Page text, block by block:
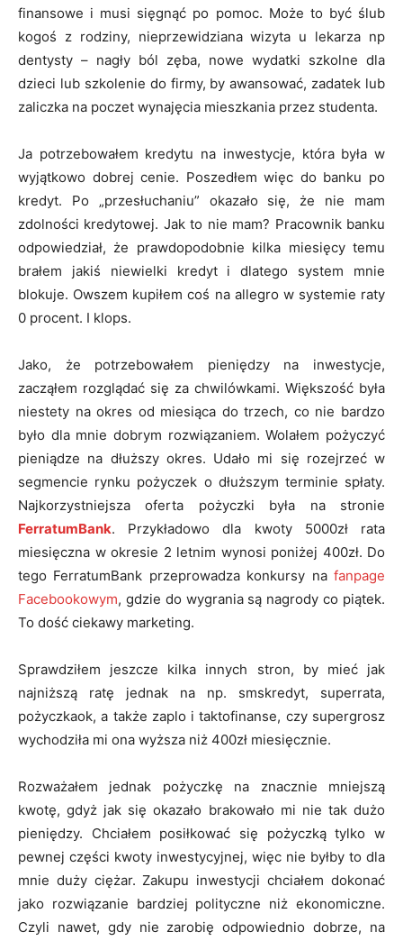
finansowe i musi sięgnąć po pomoc. Może to być ślub
kogoś z rodziny, nieprzewidziana wizyta u lekarza np
dentysty – nagły ból zęba, nowe wydatki szkolne dla
dzieci lub szkolenie do firmy, by awansować, zadatek lub
zaliczka na poczet wynajęcia mieszkania przez studenta.
Ja potrzebowałem kredytu na inwestycje, która była w
wyjątkowo dobrej cenie. Poszedłem więc do banku po
kredyt. Po „przesłuchaniu” okazało się, że nie mam
zdolności kredytowej. Jak to nie mam? Pracownik banku
odpowiedział, że prawdopodobnie kilka miesięcy temu
brałem jakiś niewielki kredyt i dlatego system mnie
blokuje. Owszem kupiłem coś na allegro w systemie raty
0 procent. I klops.
Jako, że potrzebowałem pieniędzy na inwestycje,
zacząłem rozglądać się za chwilówkami. Większość była
niestety na okres od miesiąca do trzech, co nie bardzo
było dla mnie dobrym rozwiązaniem. Wolałem pożyczyć
pieniądze na dłuższy okres. Udało mi się rozejrzeć w
segmencie rynku pożyczek o dłuższym terminie spłaty.
Najkorzystniejsza oferta pożyczki była na stronie
FerratumBank. Przykładowo dla kwoty 5000zł rata
miesięczna w okresie 2 letnim wynosi poniżej 400zł. Do
tego FerratumBank przeprowadza konkursy na fanpage
Facebookowym, gdzie do wygrania są nagrody co piątek.
To dość ciekawy marketing.
Sprawdziłem jeszcze kilka innych stron, by mieć jak
najniższą ratę jednak na np. smskredyt, superrata,
pożyczkaok, a także zaplo i taktofinanse, czy supergrosz
wychodziła mi ona wyższa niż 400zł miesięcznie.
Rozważałem jednak pożyczkę na znacznie mniejszą
kwotę, gdyż jak się okazało brakowało mi nie tak dużo
pieniędzy. Chciałem posiłkować się pożyczką tylko w
pewnej części kwoty inwestycyjnej, więc nie byłby to dla
mnie duży ciężar. Zakupu inwestycji chciałem dokonać
jako rozwiązanie bardziej polityczne niż ekonomiczne.
Czyli nawet, gdy nie zarobię odpowiednio dobrze, na